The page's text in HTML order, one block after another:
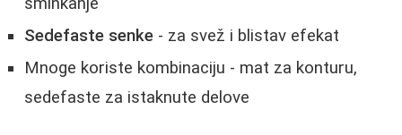
Sedefaste senke - za svež i blistav efekat
Mnoge koriste kombinaciju - mat za konturu,
sedefaste za istaknute delove